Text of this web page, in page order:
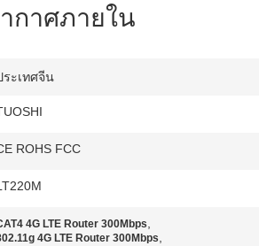
กาศภายใน
ระเทศจีน
ROHS FCC
4G LTE Router 300Mbps,
4G LTE Router 300Mbps,